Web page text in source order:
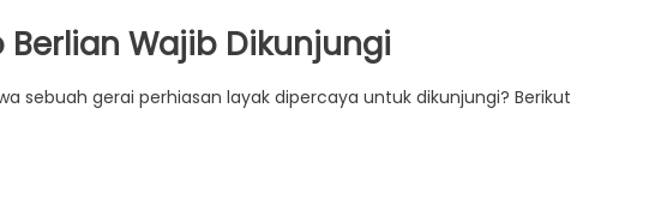
Wajib Dikunjungi
sebuah gerai perhiasan layak dipercaya untuk dikunjungi? Berikut